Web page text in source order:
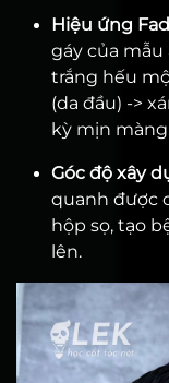
Hiệu ứng
gáy của
trắng hếu
(da đầu) ->
kỳ mịn
Góc độ xây
quanh được
hộp sọ, tạo
lên.